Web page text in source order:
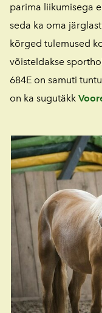
parima liikumisega
seda ka oma
kõrged tulemused
võisteldakse
684E on samuti
on ka sugutäkk